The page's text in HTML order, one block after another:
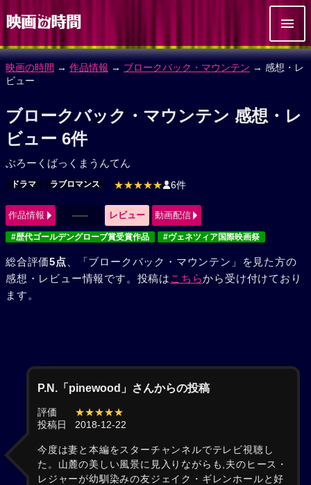
映画の時間 → 作品情報 → ブロークバック・マウンテン → 感想・レ
ビュー
ブロークバック・マウンテン 感想・レ
ビュー 6件
ぶろーくばっくまうんてん
ドラマ ラブロマンス ★★★★★ 6件
作品情報 ------ レビュー 動画配信
#歴代ゴールデングローブ賞受賞作品 #ヴェネツィア国際映画祭
総合評価5点 、「ブロークバック・マウンテン」を見た方の
感想・レビュー情報です。投稿は こちらから受け付けており
ます。
P.N.「pinewood」さんからの投稿
評価
★★★★★
投稿日
2018-12-22
今度は妻と本編をスターチャンネルでテレビ視聴し
た。山麓の美しい風景に見入りながらも,夫のヒース・
レジャーが幼馴染みの友ジェイク・ギレンホールと好